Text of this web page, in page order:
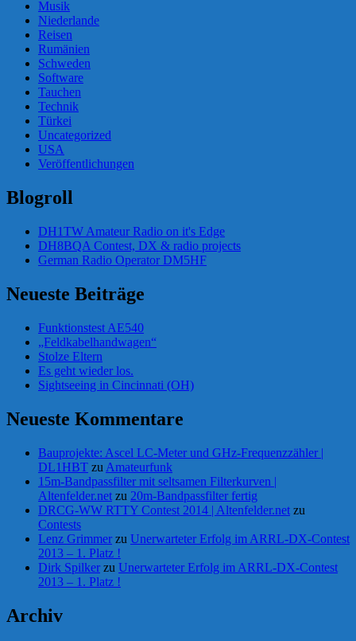
Musik
Niederlande
Reisen
Rumänien
Schweden
Software
Tauchen
Technik
Türkei
Uncategorized
USA
Veröffentlichungen
Blogroll
DH1TW Amateur Radio on it's Edge
DH8BQA Contest, DX & radio projects
German Radio Operator DM5HF
Neueste Beiträge
Funktionstest AE540
„Feldkabelhandwagen“
Stolze Eltern
Es geht wieder los.
Sightseeing in Cincinnati (OH)
Neueste Kommentare
Bauprojekte: Ascel LC-Meter und GHz-Frequenzzähler |
DL1HBT zu Amateurfunk
15m-Bandpassfilter mit seltsamen Filterkurven |
Altenfelder.net zu 20m-Bandpassfilter fertig
DRCG-WW RTTY Contest 2014 | Altenfelder.net zu
Contests
Lenz Grimmer zu Unerwarteter Erfolg im ARRL-DX-Contest
2013 – 1. Platz !
Dirk Spilker zu Unerwarteter Erfolg im ARRL-DX-Contest
2013 – 1. Platz !
Archiv